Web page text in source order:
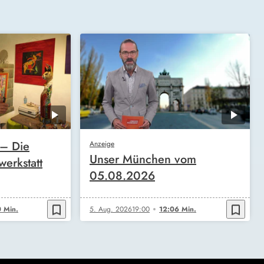
Die
Min. bookmark_border
Anzeige
Unser München vom
05.08.2026
5. Aug. 202619:00 12:06 Min. bookmark_border